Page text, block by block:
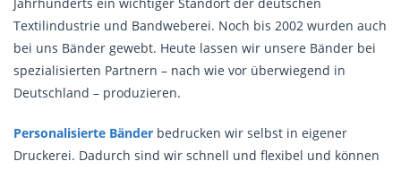
Textilindustrie und Bandweberei. Noch bis 2002 wurden auch
bei uns Bänder gewebt. Heute lassen wir unsere Bänder bei
spezialisierten Partnern – nach wie vor überwiegend in
Deutschland – produzieren.
Personalisierte Bänder bedrucken wir selbst in eigener
Druckerei. Dadurch sind wir schnell und flexibel und können